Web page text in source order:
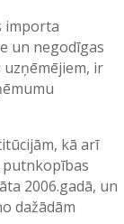
importa
un negodīgas
ir
kā arī
putnkopības
2006.gadā, un
dažādām